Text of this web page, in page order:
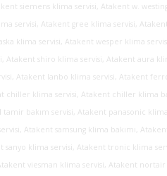
siemens klima servisi, Atakent w.
servisi, Atakent gree klima servisi,
klima servisi, Atakent wesper klima
shiro klima servisi, Atakent aura
Atakent lanbo klima servisi, Atakent
klima servisi, Atakent chiller klima
bakım servisi, Atakent panasonic
Atakent samsung klima bakımı,
klima servisi, Atakent tronic klima
viesman klima servisi, Atakent